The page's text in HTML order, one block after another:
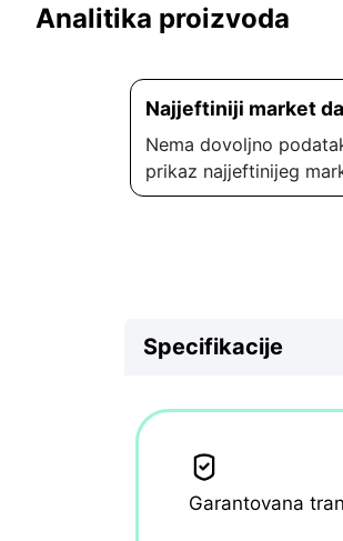
Analitika proizvoda
Najjeftiniji market
Nema dovoljno
prikaz najjeftinijeg
Specifikacije
Garantovana